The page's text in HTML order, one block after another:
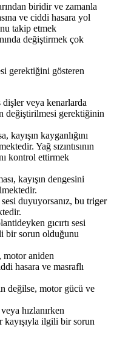
biridir ve zamanla
ve ciddi hasara yol
takip etmek
değiştirmek çok
gerektiğini gösteren
dişler veya kenarlarda
değiştirilmesi gerektiğinin
kayışın kayganlığını
Yağ sızıntısının
kontrol ettirmek
kayışın dengesini
duyuyorsanız, bu triger
gıcırtı sesi
bir sorun olduğunu
motor aniden
hasara ve masraflı
değilse, motor gücü ve
hızlanırken
kayışıyla ilgili bir sorun